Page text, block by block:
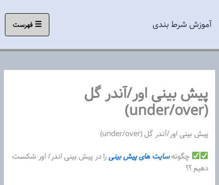
محتواآموزش شرط بندی ☰ فهرست
پیش بینی اور/آندر گل
(under/over)
پیش بینی اور/آندر گل (under/over)
چگونهسایت های پیش بینیرا در پیش بینی اندر/ اور شکست
دهیم ؟؟